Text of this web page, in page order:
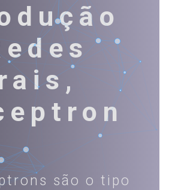
são o tipo